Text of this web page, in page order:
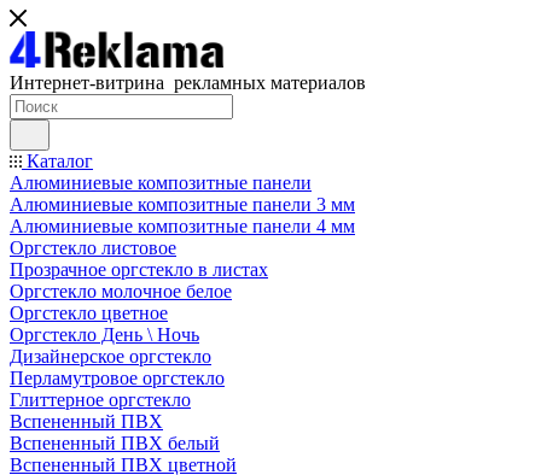
Интернет-витрина рекламных материалов
Каталог
Алюминиевые композитные панели
Алюминиевые композитные панели 3 мм
Алюминиевые композитные панели 4 мм
Оргстекло листовое
Прозрачное оргстекло в листах
Оргстекло молочное белое
Оргстекло цветное
Оргстекло День \ Ночь
Дизайнерское оргстекло
Перламутровое оргстекло
Глиттерное оргстекло
Вспененный ПВХ
Вспененный ПВХ белый
Вспененный ПВХ цветной